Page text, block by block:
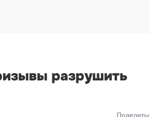
разрушить